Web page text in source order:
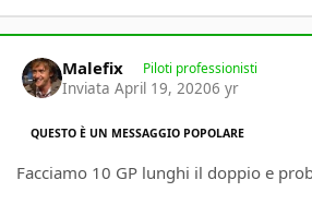
Malefix Piloti professionisti
Inviata April 19, 20206 yr
QUESTO È UN MESSAGGIO POPOLARE
Facciamo 10 GP lunghi il doppio e